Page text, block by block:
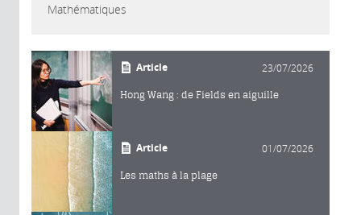
Mathématiques
Article 23/07/2026
Hong Wang : de Fields en aiguille
Article 01/07/2026
Les maths à la plage